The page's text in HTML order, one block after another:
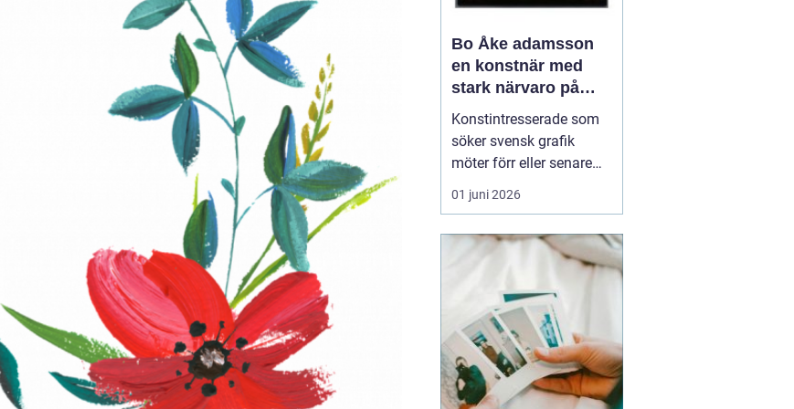
Bo Åke adamsson
en konstnär med
stark närvaro på
den svenska
konstmarknaden
Konstintresserade som
söker svensk grafik
möter förr eller senare
namnet bo åke
adamsson. Hans verk
sammanhang där fokus
samlarvänlig konst med
tydlig karaktär. För
många samlare handlar
intresset inte bara om ...
01 juni 2026